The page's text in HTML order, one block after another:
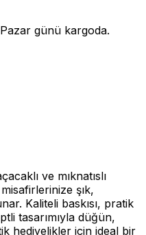
günü kargoda.
ve mıknatıslı
şık,
Kaliteli baskısı, pratik
tasarımıyla düğün,
hediyelikler için ideal bir